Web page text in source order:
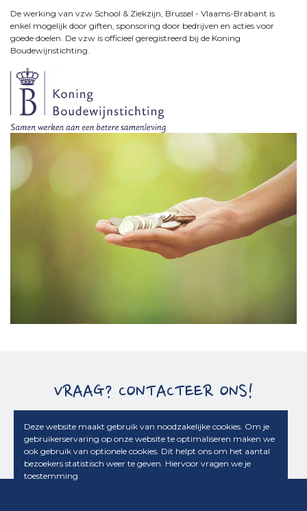
De werking van vzw School & Ziekzijn, Brussel - Vlaams-Brabant is
enkel mogelijk door giften, sponsoring door bedrijven en acties voor
goede doelen. De vzw is officieel geregistreerd bij de Koning
Boudewijnstichting.
VRAAG? CONTACTEER ONS!
Contact
Deze website maakt gebruik van noodzakelijke cookies. Om je
gebruikerservaring op onze website te optimaliseren maken we
ook gebruik van optionele cookies. Dit helpt ons om het aantal
bezoekers statistisch weer te geven. Hiervoor vragen we je
toestemming